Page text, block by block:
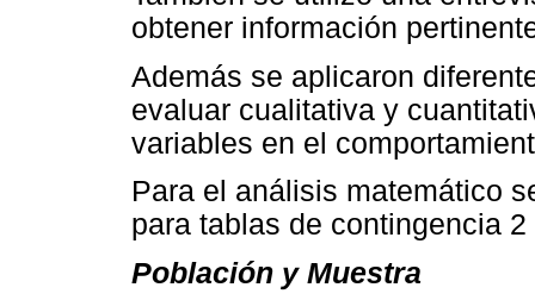
obtener información
Además se aplicaron
evaluar cualitativa y
variables en el
Para el análisis matemático
para tablas de contingencia 2
Población y Muestra